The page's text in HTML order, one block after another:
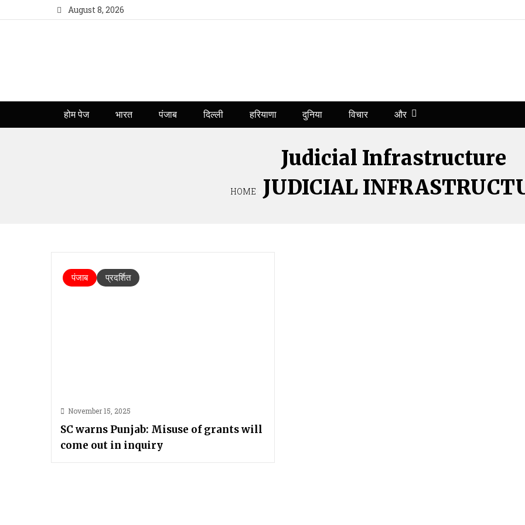
August 8, 2026
होम पेज भारत पंजाब दिल्ली हरियाणा दुनिया विचार और
Judicial Infrastructure
HOME JUDICIAL
November 15, 2025
SC warns Punjab: Misuse of grants will
come out in inquiry
पंजाब प्रदर्शित